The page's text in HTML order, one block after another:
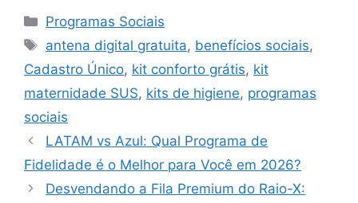
Categorias
Programas Sociais
Tags
antena digital gratuita, benefícios sociais,
Cadastro Único, kit conforto grátis, kit
maternidade SUS, kits de higiene, programas
sociais
LATAM vs Azul: Qual Programa de
Fidelidade é o Melhor para Você em 2026?
Desvendando a Fila Premium do Raio-X: